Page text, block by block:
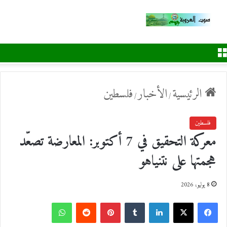
الرئيسية/الأخبار/فلسطين
فلسطين
معركة التحقيق في 7 أكتوبر: المعارضة تصعّد
هجمتها على نتنياهو
8 يوليو، 2026